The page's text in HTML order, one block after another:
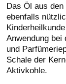
Das Öl aus
ebenfalls
Anwendung
und
Schale der
Aktivkohle.